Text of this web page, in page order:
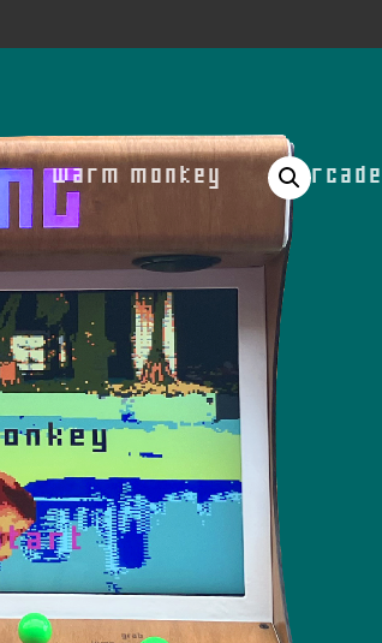
warm monkey arcade